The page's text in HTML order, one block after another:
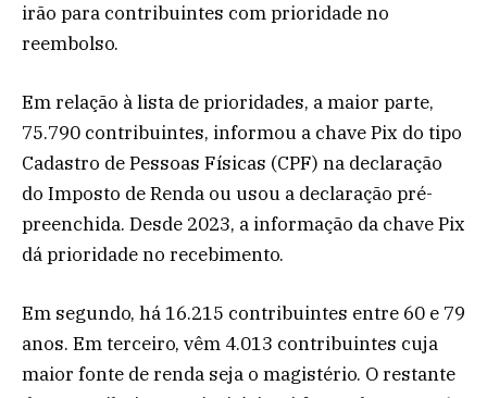
irão para contribuintes com prioridade no
reembolso.
Em relação à lista de prioridades, a maior parte,
75.790 contribuintes, informou a chave Pix do tipo
Cadastro de Pessoas Físicas (CPF) na declaração
do Imposto de Renda ou usou a declaração pré-
preenchida. Desde 2023, a informação da chave Pix
dá prioridade no recebimento.
Em segundo, há 16.215 contribuintes entre 60 e 79
anos. Em terceiro, vêm 4.013 contribuintes cuja
maior fonte de renda seja o magistério. O restante